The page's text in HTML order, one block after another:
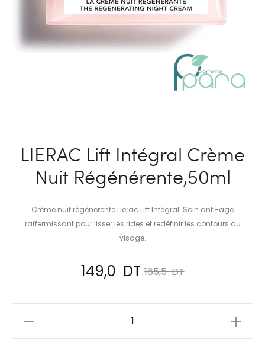
LIERAC Lift Intégral Crème
Nuit Régénérente,50ml
Crème nuit régénérente Lierac Lift Intégral. Soin anti-âge
raffermissant pour lisser les rides et redéfinir les contours du
visage.
165,5DT
Le
prix
initial
149,0 DT
Le
prix